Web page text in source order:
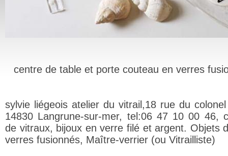
centre de table et porte couteau en verres
sylvie liégeois atelier du vitrail,18 rue du
14830 Langrune-sur-mer, tel:06 47 10 00 46,
de vitraux, bijoux en verre filé et argent. Objets
verres fusionnés, Maître-verrier (ou Vitrailliste)